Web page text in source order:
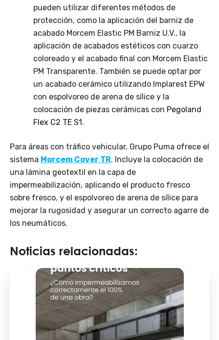
pueden utilizar diferentes métodos de
protección, como la aplicación del barniz de
acabado Morcem Elastic PM Barniz U.V., la
aplicación de acabados estéticos con cuarzo
coloreado y el acabado final con Morcem Elastic
PM Transparente. También se puede optar por
un acabado cerámico utilizando Implarest EPW
con espolvoreo de arena de sílice y la
colocación de piezas cerámicas con Pegoland
Flex C2 TE S1.
Para áreas con tráfico vehicular, Grupo Puma ofrece el
sistema Morcem Cover TR. Incluye la colocación de
una lámina geotextil en la capa de
impermeabilización, aplicando el producto fresco
sobre fresco, y el espolvoreo de arena de sílice para
mejorar la rugosidad y asegurar un correcto agarre de
los neumáticos.
Noticias relacionadas: